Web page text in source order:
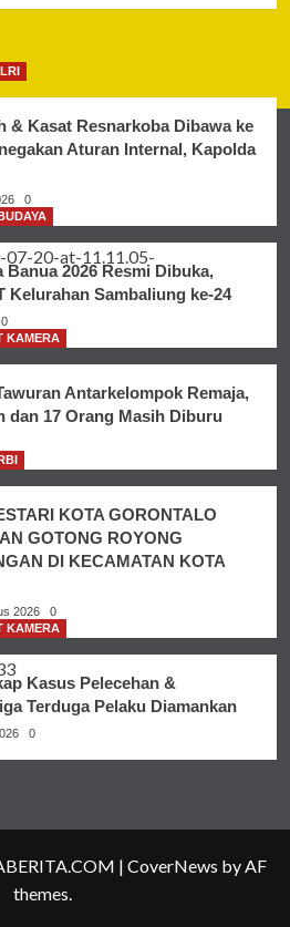
& Kasat Resnarkoba Dibawa ke
Aturan Internal, Kapolda
0
2026 Resmi Dibuka,
Kelurahan Sambaliung ke-24
0
KAMERA
Antarkelompok Remaja,
dan 17 Orang Masih Diburu
KOTA GORONTALO
GOTONG ROYONG
DI KECAMATAN KOTA
2026
0
KAMERA
Kasus Pelecehan &
Terduga Pelaku Diamankan
0
| CoverNews by AF
themes.